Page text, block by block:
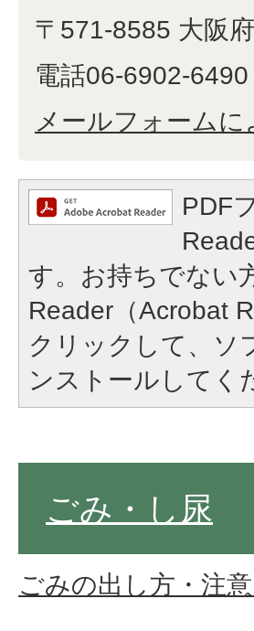
〒571-8585 大阪
電話06-6902-6490
メールフォーム
PDF
す。お持ちでない
Reader（Acrobat
クリックして、ソ
ンストールしてく
ごみ・し尿
ごみの出し方・注